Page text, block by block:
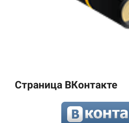
Страница ВКонтакте